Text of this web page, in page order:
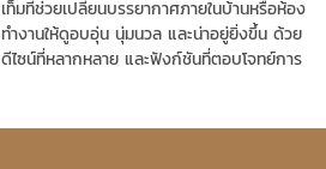
เท็มที่ช่วยเปลี่ยนบรรยากาศภายในบ้านหรือห้อง
ทำงานให้ดูอบอุ่น นุ่มนวล และน่าอยู่ยิ่งขึ้น ด้วย
ดีไซน์ที่หลากหลาย และฟังก์ชันที่ตอบโจทย์การ